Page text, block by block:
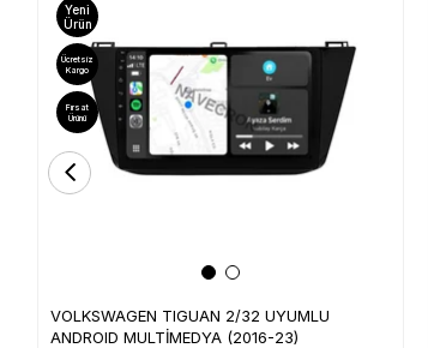
VOLKSWAGEN TIGUAN 2/32 UYUMLU
ANDROID MULTİMEDYA (2016-23)
Yeni
Ürün
Ücretsiz
Kargo
Fırsat
Ürünü